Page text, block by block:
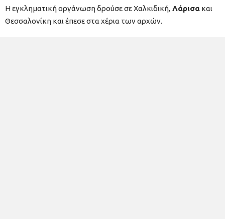
Η εγκληματική οργάνωση δρούσε σε Χαλκιδική, Λάρισα και
Θεσσαλονίκη και έπεσε στα χέρια των αρχών.